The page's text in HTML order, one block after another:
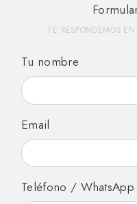
TE RESPONDEMOS
Tu nombre
Email
Teléfono / WhatsApp